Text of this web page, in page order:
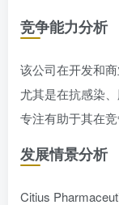
竞争能力分析
该公司在开发和
尤其是在抗感染
专注有助于其在竞
发展情景分析
Citius